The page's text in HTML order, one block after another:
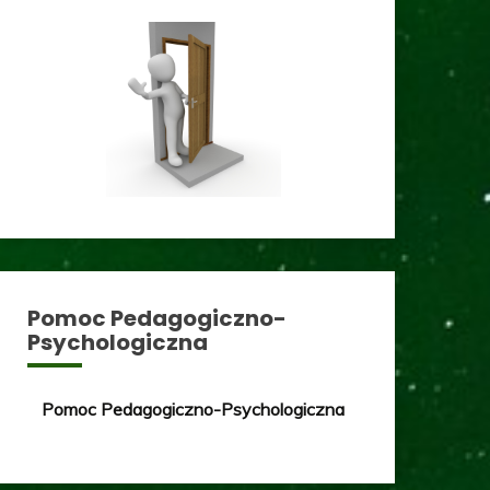
Pomoc Pedagogiczno-
Psychologiczna
Pomoc Pedagogiczno-Psychologiczna